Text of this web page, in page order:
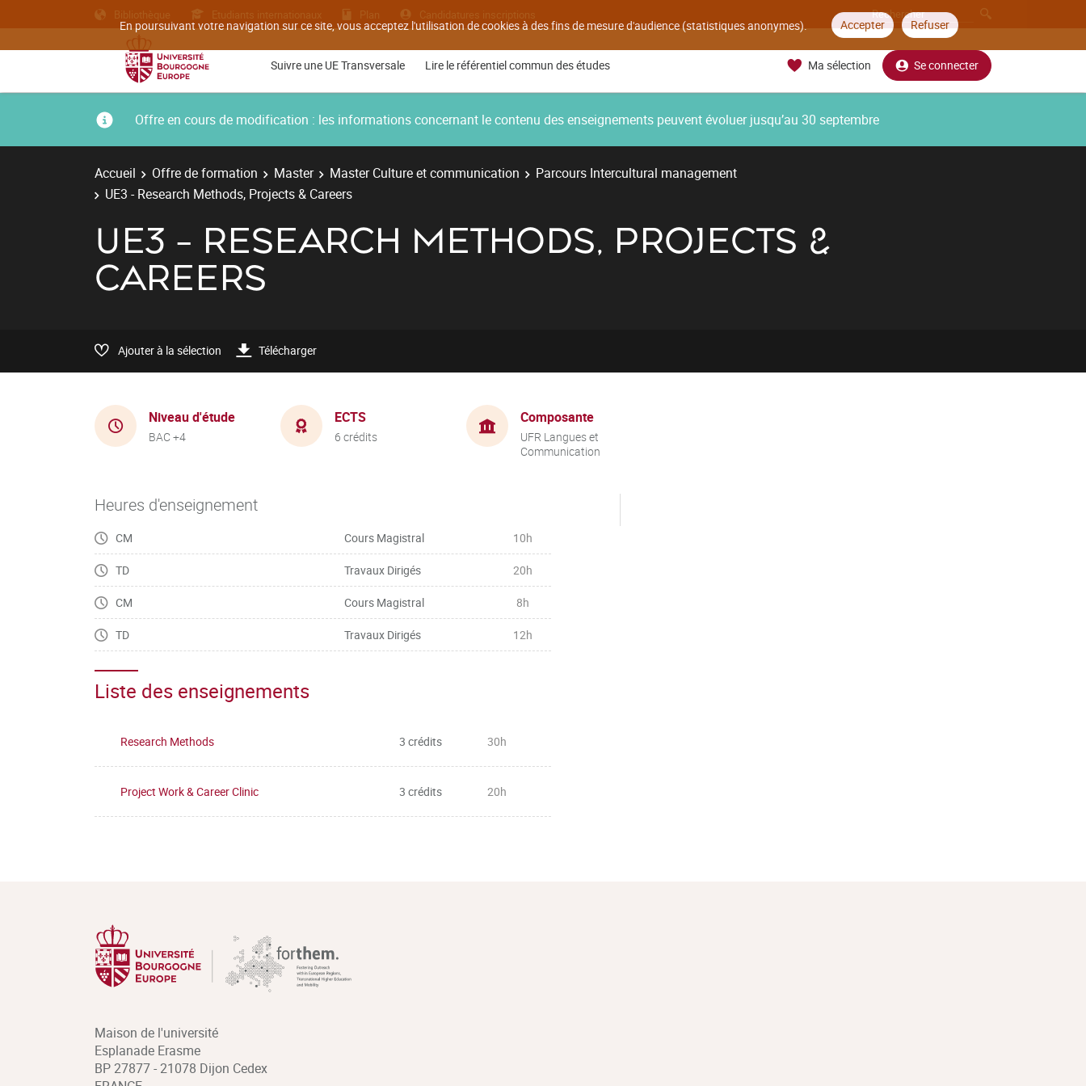
En poursuivant votre navigation sur ce site, vous acceptez l'utilisation de cookies à des fins de mesure d'audience (statistiques anonymes). Accepter Refuser
Bibliothèque Etudiants internationaux Plan Candidatures inscriptions
Suivre une UE Transversale Lire le référentiel commun des études Ma sélection Se connecter
Offre en cours de modification : les informations concernant le contenu des enseignements peuvent évoluer jusqu’au 30 septembre
Accueil Offre de formation Master Master Culture et communication
Parcours Intercultural management
UE3 - Research Methods, Projects & Careers
UE3 - RESEARCH METHODS, PROJECTS &
CAREERS
Ajouter à la sélection Télécharger
Niveau d'étude
BAC +4
ECTS
6 crédits
Composante
UFR Langues et
Communication
Heures d'enseignement
CM Cours Magistral 10h
TD Travaux Dirigés 20h
CM Cours Magistral 8h
TD Travaux Dirigés 12h
Liste des enseignements
Research Methods 3 crédits 30h
Project Work & Career Clinic 3 crédits 20h
Maison de l'université
Esplanade Erasme
BP 27877 - 21078 Dijon Cedex